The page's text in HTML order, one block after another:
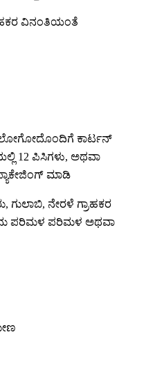
ವಿನಂತಿಯಂತೆ
ಲೋಗೋದೊಂದಿಗೆ ಕಾರ್ಟನ್
12 ಪಿಸಿಗಳು, ಅಥವಾ
ಮಾಡಿ
ಗುಲಾಬಿ, ನೇರಳೆ ಗ್ರಾಹಕರ
ಪರಿಮಳ ಪರಿಮಳ ಅಥವಾ